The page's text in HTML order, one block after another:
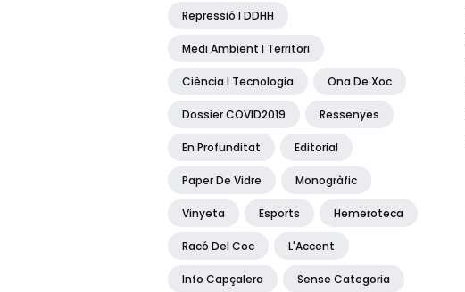
Repressió I DDHH
Medi Ambient I Territori
Ciència I Tecnologia Ona De Xoc
Dossier COVID2019 Ressenyes
En Profunditat Editorial
Paper De Vidre Monogràfic
Vinyeta Esports Hemeroteca
Racó Del Coc L'Accent
Info Capçalera Sense Categoria